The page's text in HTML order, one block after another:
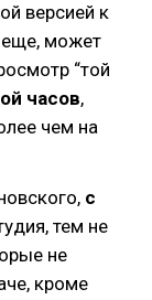
версией к
еще, может
“той
часов,
чем на
с
тем не
не
кроме